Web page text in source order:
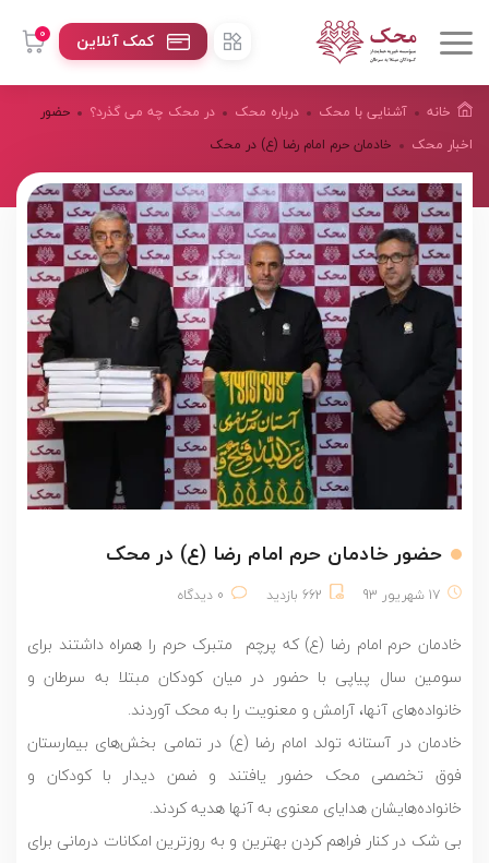
0 کمک آنلاین
خانه آشنایی با محک درباره محک
در محک چه می گذرد؟
اخبار محک
حضور
خادمان حرم امام رضا (ع) در محک
حضور خادمان حرم امام رضا (ع) در محک
17 شهریور 93 662 بازدید 0 دیدگاه
خادمان حرم امام رضا (ع) که پرچم متبرک حرم را همراه داشتند‏ برای
سومین سال پیاپی با حضور در میان کودکان مبتلا به سرطان و
خانواده‌های آنها‏، آرامش و معنویت را به محک آوردند.
خادمان در آستانه تولد امام رضا (ع) در تمامی بخش‌های بیمارستان
فوق تخصصی محک حضور یافتند و ضمن دیدار با کودکان و
خانواده‌هایشان هدایای معنوی به آنها هدیه کردند.
بی شک در کنار فراهم کردن بهترین و به روزترین امکانات درمانی برای